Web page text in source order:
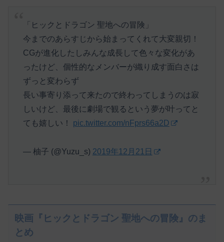
「ヒックとドラゴン 聖地への冒険」
今までのあらすじから始まってくれて大変親切！
CGが進化したしみんな成長して色々な変化があ
ったけど、個性的なメンバーが織り成す面白さは
ずっと変わらず
長い事寄り添って来たので終わってしまうのは寂
しいけど、最後に劇場で観るという夢が叶ってと
ても嬉しい！ pic.twitter.com/nFprs66a2D
— 柚子 (@Yuzu_s) 2019年12月21日
映画『ヒックとドラゴン 聖地への冒険』のま
とめ